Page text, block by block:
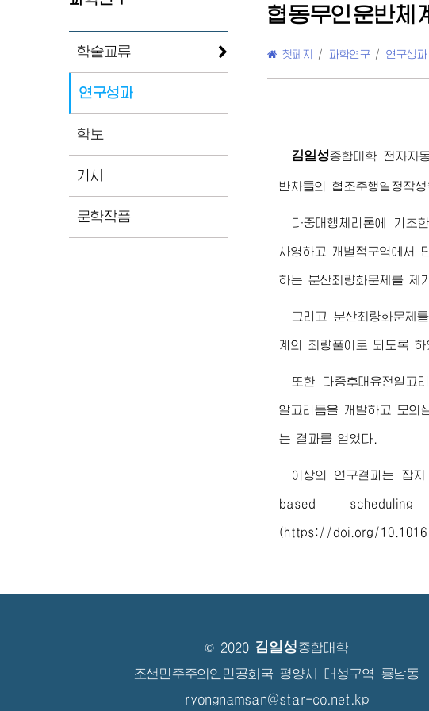
학술교류
연구성과
학보
기사
문학작품
협동무인운반체
첫페지 / 과학연구 / 연구성과
김일성종합대학 전자자
반차들의 협조주행일정작
다중대행체리론에 기초
사영하고 개별적구역에서
하는 분산최량화문제를 제
그리고 분산최량화문제
계의 최량풀이로 되도록 하
또한 다중후대유전알고
알고리듬을 개발하고 모의
는 결과를 얻었다.
이상의 연구결과는
based
(https://doi.org/
© 2020 김일성종합대학
조선민주주의인민공화국 평양시 대성구역 룡남동
ryongnamsan@star-co.net.kp